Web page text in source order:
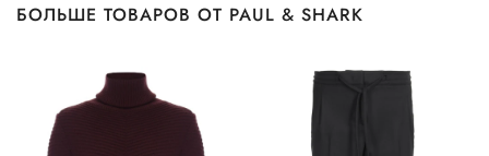
БОЛЬШЕ ТОВАРОВ ОТ PAUL & SHARK